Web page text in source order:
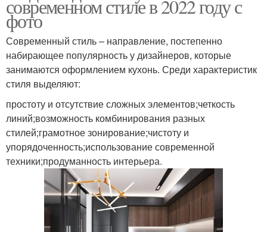
современном стиле в 2022 году с
фото
Современный стиль – направление, постепенно
набирающее популярность у дизайнеров, которые
занимаются оформлением кухонь. Среди характеристик
стиля выделяют:
простоту и отсутствие сложных элементов;четкость
линий;возможность комбинирования разных
стилей;грамотное зонирование;чистоту и
упорядоченность;использование современной
техники;продуманность интерьера.